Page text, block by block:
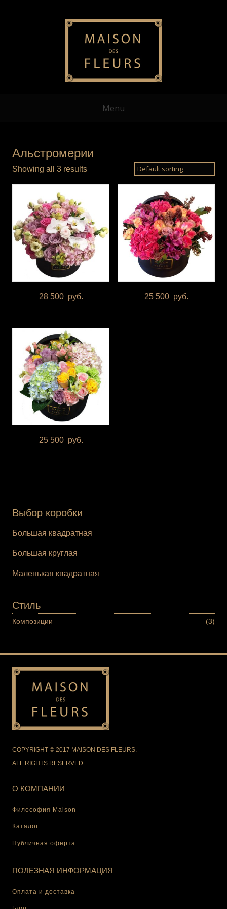
Menu
Альстромерии
Showing all 3 results
28 500 руб. 25 500 руб.
25 500 руб.
Выбор коробки
Большая квадратная
Большая круглая
Маленькая квадратная
Стиль
Композиции (3)
COPYRIGHT © 2017 MAISON DES FLEURS.
ALL RIGHTS RESERVED.
О КОМПАНИИ
Философия Maison
Каталог
Публичная оферта
ПОЛЕЗНАЯ ИНФОРМАЦИЯ
Оплата и доставка